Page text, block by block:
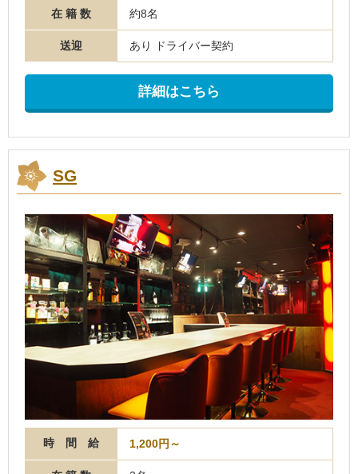
在 籍 数 約8名
送迎 あり ドライバー契約
詳細はこちら
SG
時 間 給 1,200円～